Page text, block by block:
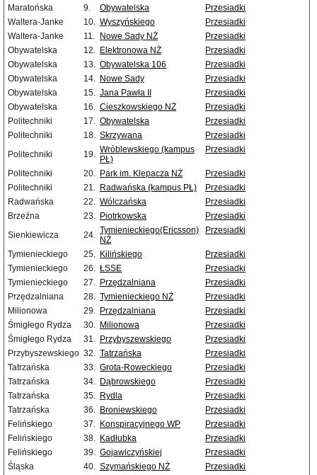
Maratońska
9. Obywatelska
Przesiadki
Waltera-Janke
10. Wyszyńskiego
Przesiadki
Waltera-Janke
11. Nowe Sady NŻ
Przesiadki
Obywatelska
12. Elektronowa NŻ
Przesiadki
Obywatelska
13. Obywatelska 106
Przesiadki
Obywatelska
14. Nowe Sady
Przesiadki
Obywatelska
15. Jana Pawła II
Przesiadki
Obywatelska
16. Cieszkowskiego NŻ
Przesiadki
Politechniki
17. Obywatelska
Przesiadki
Politechniki
18. Skrzywana
Przesiadki
Politechniki
19. Wróblewskiego (kampus
PŁ)
Przesiadki
Politechniki 20. Park im. Klepacza NŻ
Przesiadki
Politechniki
21. Radwańska (kampus PŁ)
Przesiadki
Radwańska
22. Wólczańska
Przesiadki
Brzeźna
23. Piotrkowska
Przesiadki
Sienkiewicza
24. Tymienieckiego(Ericsson)
NŻ
Przesiadki
Tymienieckiego 25. Kilińskiego
Przesiadki
Tymienieckiego
26. ŁSSE
Przesiadki
Tymienieckiego
27. Przędzalniana
Przesiadki
Przędzalniana
28. Tymienieckiego NŻ
Przesiadki
Milionowa
29. Przędzalniana
Przesiadki
Śmigłego Rydza
30. Milionowa
Przesiadki
Śmigłego Rydza
31. Przybyszewskiego
Przesiadki
Przybyszewskiego 32. Tatrzańska
Przesiadki
Tatrzańska
33. Grota-Roweckiego
Przesiadki
Tatrzańska
34. Dąbrowskiego
Przesiadki
Tatrzańska
35. Rydla
Przesiadki
Tatrzańska
36. Broniewskiego
Przesiadki
Felińskiego
37. Konspiracyjnego WP
Przesiadki
Felińskiego
38. Kadłubka
Przesiadki
Felińskiego
39. Gojawiczyńskiej
Przesiadki
Śląska
40. Szymańskiego NŻ
Przesiadki